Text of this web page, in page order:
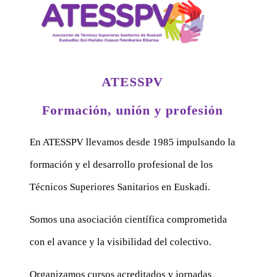
ATESSPV
Formación, unión y profesión
En ATESSPV llevamos desde 1985 impulsando la
formación y el desarrollo profesional de los
Técnicos Superiores Sanitarios en Euskadi.
Somos una asociación científica comprometida
con el avance y la visibilidad del colectivo.
Organizamos cursos acreditados y jornadas